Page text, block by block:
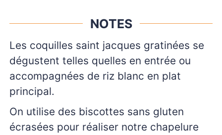
NOTES
Les coquilles saint jacques gratinées se
dégustent telles quelles en entrée ou
accompagnées de riz blanc en plat
principal.
On utilise des biscottes sans gluten
écrasées pour réaliser notre chapelure